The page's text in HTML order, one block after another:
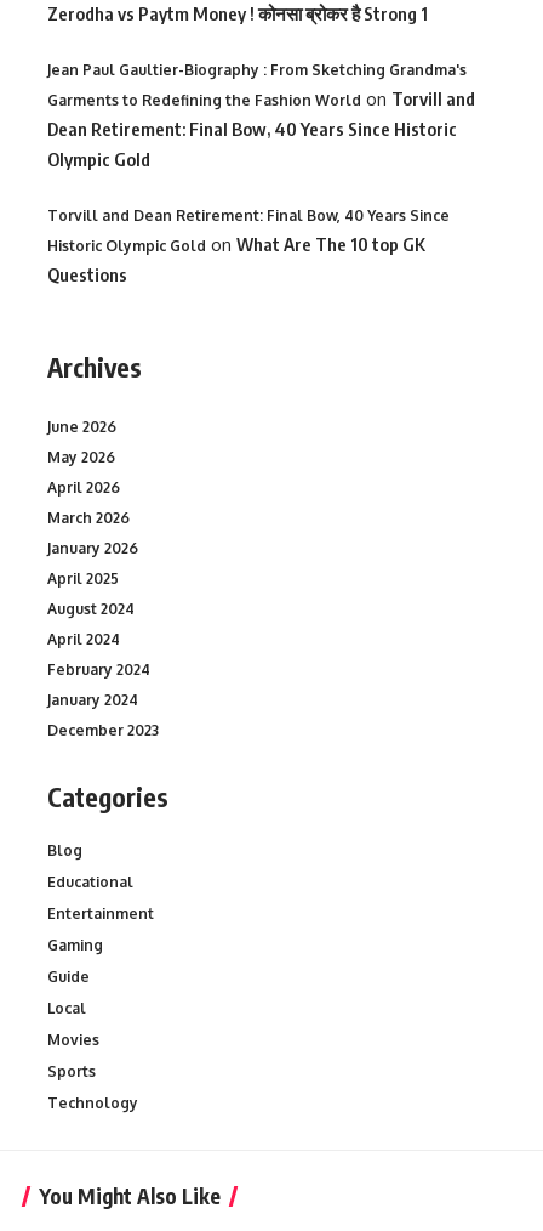
Zerodha vs Paytm Money ! कोनसा ब्रोकर है Strong 1
Jean Paul Gaultier-Biography : From Sketching Grandma's
Garments to Redefining the Fashion World on Torvill and
Dean Retirement: Final Bow, 40 Years Since Historic
Olympic Gold
Torvill and Dean Retirement: Final Bow, 40 Years Since
Historic Olympic Gold on What Are The 10 top GK
Questions
Archives
June 2026
May 2026
April 2026
March 2026
January 2026
April 2025
August 2024
April 2024
February 2024
January 2024
December 2023
Categories
Blog
Educational
Entertainment
Gaming
Guide
Local
Movies
Sports
Technology
You Might Also Like